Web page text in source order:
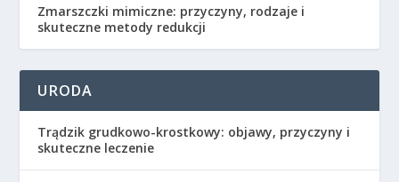
Zmarszczki mimiczne: przyczyny, rodzaje i
skuteczne metody redukcji
URODA
Trądzik grudkowo-krostkowy: objawy, przyczyny i
skuteczne leczenie